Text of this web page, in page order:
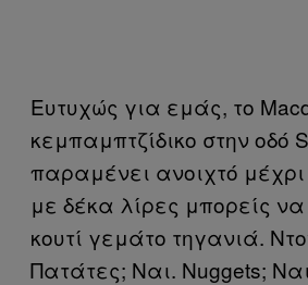
Ευτυχώς για εμάς, το
κεμπαμπτζίδικο στην οδό
παραμένει ανοιχτό μέχρι
με δέκα λίρες μπορείς
κουτί γεμάτο τηγανιά.
Πατάτες; Ναι. Nuggets;